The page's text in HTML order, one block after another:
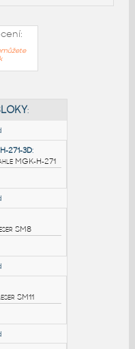
BLOKY
H-271-3D
- Mahle MGK-H-271